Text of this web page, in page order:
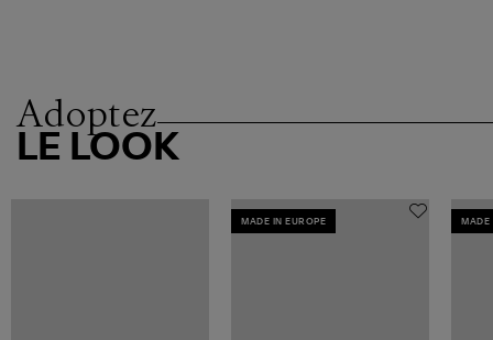
Adoptez
LE LOOK
MADE IN EUROPE MADE